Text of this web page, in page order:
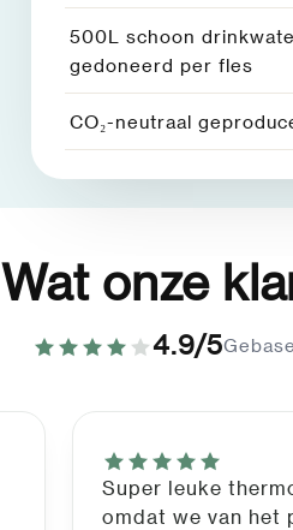
500L schoon
gedoneerd per fles
CO₂-neutraal
Wat onze
4.9/5
Super leuke
omdat we van het